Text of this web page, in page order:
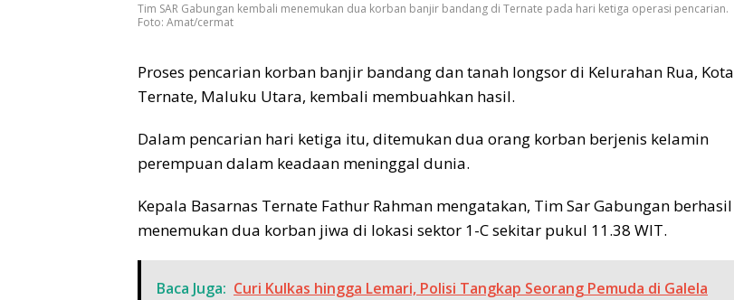
Tim SAR Gabungan kembali menemukan dua korban banjir bandang di Ternate pada hari ketiga operasi pencarian.
Foto: Amat/cermat
Proses pencarian korban banjir bandang dan tanah longsor di Kelurahan Rua, Kota
Ternate, Maluku Utara, kembali membuahkan hasil.
Dalam pencarian hari ketiga itu, ditemukan dua orang korban berjenis kelamin
perempuan dalam keadaan meninggal dunia.
Kepala Basarnas Ternate Fathur Rahman mengatakan, Tim Sar Gabungan berhasil
menemukan dua korban jiwa di lokasi sektor 1-C sekitar pukul 11.38 WIT.
Baca Juga: Curi Kulkas hingga Lemari, Polisi Tangkap Seorang Pemuda di Galela